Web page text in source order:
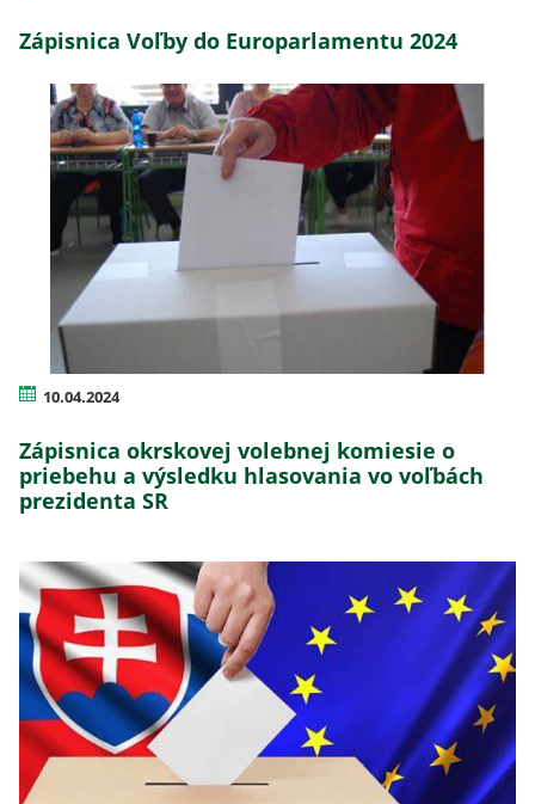
Zápisnica Voľby do Europarlamentu 2024
10.04.2024
Zápisnica okrskovej volebnej komiesie o
priebehu a výsledku hlasovania vo voľbách
prezidenta SR